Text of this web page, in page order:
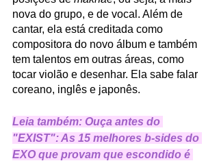
nova do grupo, e de vocal. Além de
cantar, ela está creditada como
compositora do novo álbum e também
tem talentos em outras áreas, como
tocar violão e desenhar. Ela sabe falar
coreano, inglês e japonês.
Leia também: Ouça antes do
"EXIST": As 15 melhores b-sides do
EXO que provam que escondido é